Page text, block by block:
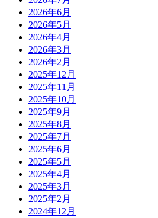
2026年6月
2026年5月
2026年4月
2026年3月
2026年2月
2025年12月
2025年11月
2025年10月
2025年9月
2025年8月
2025年7月
2025年6月
2025年5月
2025年4月
2025年3月
2025年2月
2024年12月